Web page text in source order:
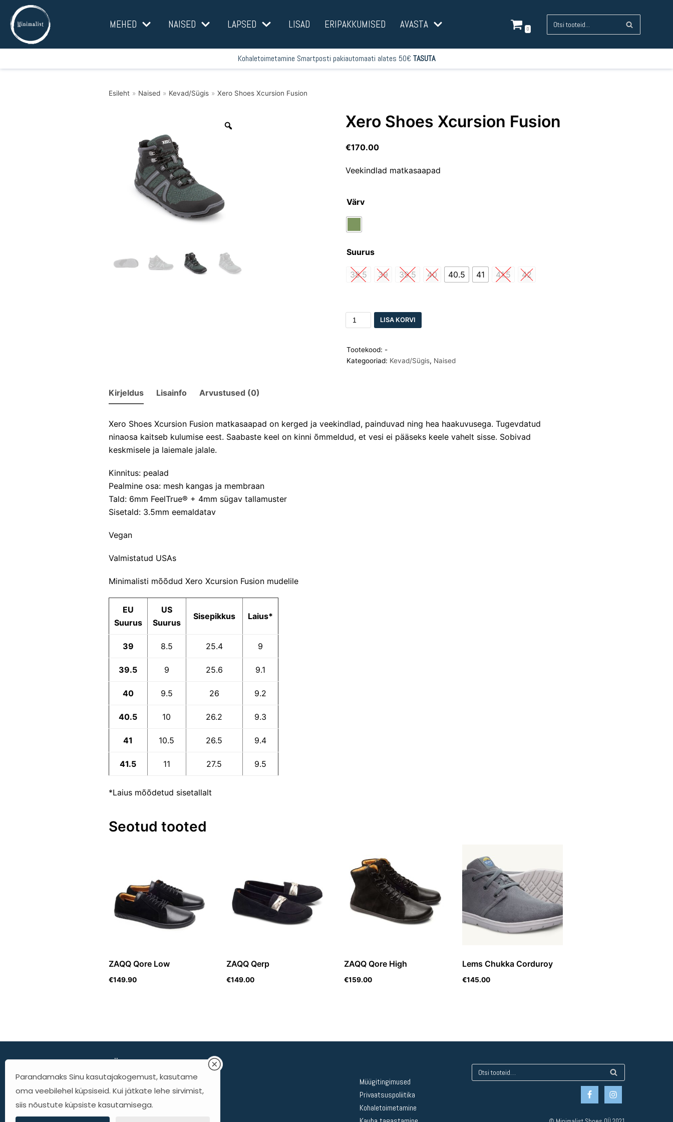
Mine
sisu
juurde
MEHED NAISED LAPSED LISAD ERIPAKKUMISED AVASTA 0
Kohaletoimetamine Smartposti pakiautomaati alates 50€ TASUTA
Esileht » Naised » Kevad/Sügis » Xero Shoes Xcursion Fusion
Xero Shoes Xcursion Fusion
€170.00
Veekindlad matkasaapad
Värv
Suurus
38.5 39 39.5 40 40.5 41 41.5 42
LISA KORVI
Tootekood: -
Kategooriad: Kevad/Sügis, Naised
Kirjeldus Lisainfo Arvustused (0)
Xero Shoes Xcursion Fusion matkasaapad on kerged ja veekindlad, painduvad ning hea haakuvusega. Tugevdatud
ninaosa kaitseb kulumise eest. Saabaste keel on kinni õmmeldud, et vesi ei pääseks keele vahelt sisse. Sobivad
keskmisele ja laiemale jalale.
Kinnitus: pealad
Pealmine osa: mesh kangas ja membraan
Tald: 6mm FeelTrue® + 4mm sügav tallamuster
Sisetald: 3.5mm eemaldatav
Vegan
Valmistatud USAs
Minimalisti mõõdud Xero Xcursion Fusion mudelile
EU
Suurus
US
Suurus
Sisepikkus Laius*
39 8.5 25.4 9
39.5 9 25.6 9.1
40 9.5 26 9.2
40.5 10 26.2 9.3
41 10.5 26.5 9.4
41.5 11 27.5 9.5
*Laius mõõdetud sisetallalt
Seotud tooted
ZAQQ Qore Low
€149.90
ZAQQ Qerp
€149.00
ZAQQ Qore High
€159.00
Lems Chukka Corduroy
€145.00
Minimalist Shoes OÜ
KTC - Kadaka 42b
A korpus, II korrus
info@minimalist.ee
Müügitingimused
Privaatsuspoliitika
Kohaletoimetamine
Parandamaks Sinu kasutajakogemust, kasutame
oma veebilehel küpsiseid. Kui jätkate lehe sirvimist,
siis nõustute küpsiste kasutamisega.